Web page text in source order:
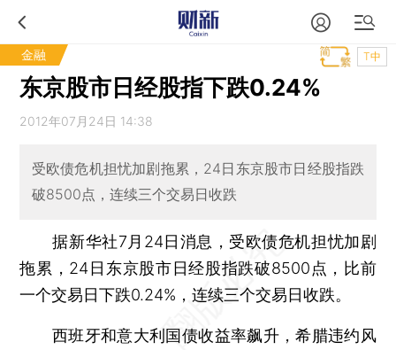
金融 T中
东京股市日经股指下跌0.24%
2012年07月24日 14:38
受欧债危机担忧加剧拖累，24日东京股市日经股指跌
破8500点，连续三个交易日收跌
据新华社7月24日消息，受欧债危机担忧加剧
拖累，24日东京股市日经股指跌破8500点，比前
一个交易日下跌0.24%，连续三个交易日收跌。
西班牙和意大利国债收益率飙升，希腊违约风